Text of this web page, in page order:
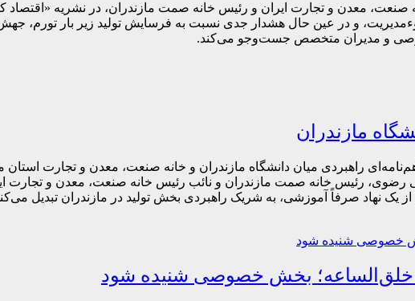
صنعت، معدن و تجارت ایران و رئیس خانه صمت مازندران، در نشریه
و در عین حال هشدار جدی نسبت به فرسایش تولید زیر بار تورم،
و مدیران متخصص جست‌وجو می‌کند.
مازندران
راهبردی میان دانشگاه مازندران و خانه صنعت، معدن و تجارت
رضوی، رئیس خانه صمت مازندران و نائب رئیس خانه صنعت، معدن و تجارت
یک نهاد صرفاً آموزشی، به شریک راهبردی بخش تولید در مازندران تبدیل
خلق‌الساعه؛ بخش خصوصی شنیده شود